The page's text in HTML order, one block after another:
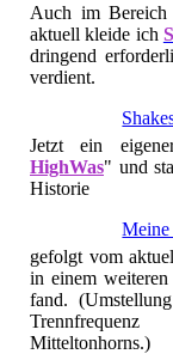
Auch im Bereich
aktuell kleide ich
dringend
verdient.
Jetzt ein
HighWas" und
Historie
gefolgt vom
in einem
fand.
Mitteltonhorns.)